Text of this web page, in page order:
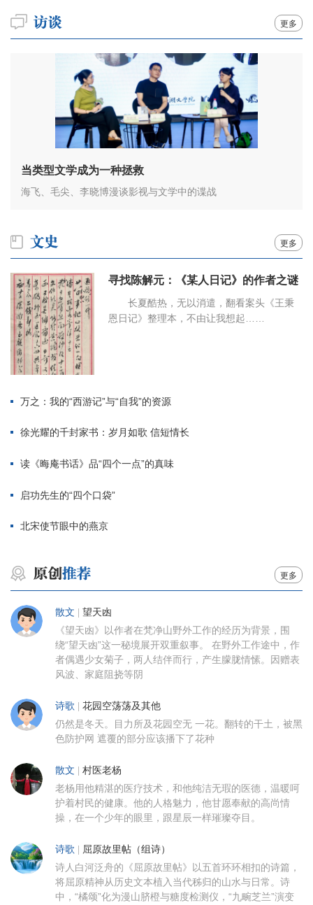
更多
当类型文学成为一种拯救
海飞、毛尖、李晓博漫谈影视与文学中的谍战
更多
寻找陈解元：《某人日记》的作者之谜
长夏酷热，无以消遣，翻看案头《王秉
恩日记》整理本，不由让我想起……
万之：我的“西游记”与“自我”的资源
徐光耀的千封家书：岁月如歌 信短情长
读《晦庵书话》品“四个一点”的真味
启功先生的“四个口袋”
北宋使节眼中的燕京
更多
散文 望天凼
《望天凼》以作者在梵净山野外工作的经历为背景，围
绕“望天凼”这一秘境展开双重叙事。 在野外工作途中，作
者偶遇少女菊子，两人结伴而行，产生朦胧情愫。因赠表
风波、家庭阻挠等阴
诗歌 花园空荡荡及其他
仍然是冬天。目力所及花园空无 一花。翻转的干土，被黑
色防护网 遮覆的部分应该播下了花种
散文 村医老杨
老杨用他精湛的医疗技术，和他纯洁无瑕的医德，温暖呵
护着村民的健康。他的人格魅力，他甘愿奉献的高尚情
操，在一个少年的眼里，跟星辰一样璀璨夺目。
诗歌 屈原故里帖（组诗）
诗人白河泛舟的《屈原故里帖》以五首环环相扣的诗篇，
将屈原精神从历史文本植入当代秭归的山水与日常。诗
中，“橘颂”化为漫山脐橙与糖度检测仪，“九畹芝兰”演变